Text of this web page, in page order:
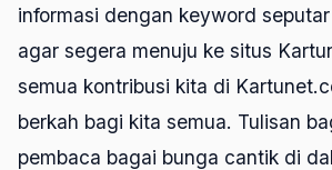
informasi dengan keyword
agar segera menuju ke situs
semua kontribusi kita di
berkah bagi kita semua. Tulisan
pembaca bagai bunga cantik di